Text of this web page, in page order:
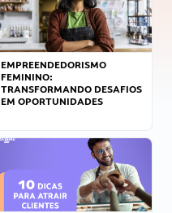
EMPREENDEDORISMO
FEMININO:
TRANSFORMANDO DESAFIOS
EM OPORTUNIDADES